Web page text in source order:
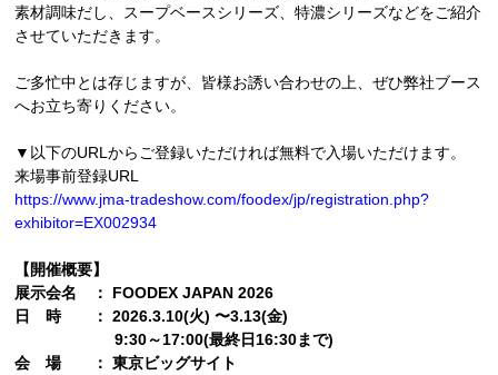
素材調味だし、スープベースシリーズ、特濃シリーズなどをご紹介
させていただきます。
ご多忙中とは存じますが、皆様お誘い合わせの上、ぜひ弊社ブース
へお立ち寄りください。
▼以下のURLからご登録いただければ無料で入場いただけます。
来場事前登録URL
https://www.jma-tradeshow.com/foodex/jp/registration.php?
exhibitor=EX002934
【開催概要】
展示会名 ： FOODEX JAPAN 2026
日 時 ： 2026.3.10(火) 〜3.13(金)
9:30～17:00(最終日16:30まで)
会 場 ： 東京ビッグサイト